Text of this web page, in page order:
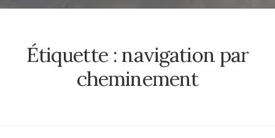
Étiquette : navigation par
cheminement